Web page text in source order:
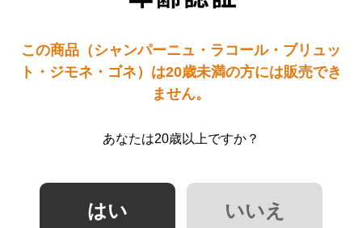
この商品（シャンパーニュ・ラコール・ブリュッ
ト・ジモネ・ゴネ）は20歳未満の方には販売でき
ません。
あなたは20歳以上ですか？